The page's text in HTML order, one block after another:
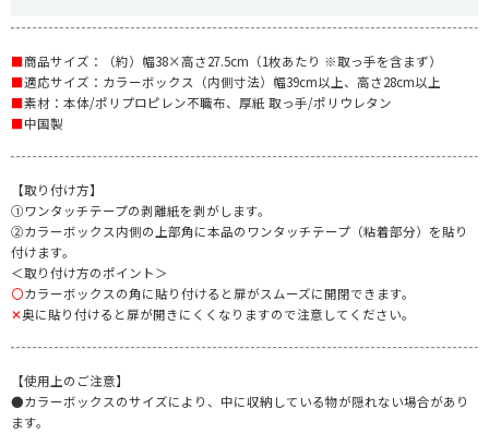
■商品サイズ：（約）幅38×高さ27.5cm（1枚あたり ※取っ手を含まず）
■適応サイズ：カラーボックス（内側寸法）幅39cm以上、高さ28cm以上
■素材：本体/ポリプロピレン不職布、厚紙 取っ手/ポリウレタン
■中国製
【取り付け方】
①ワンタッチテープの剥離紙を剥がします。
②カラーボックス内側の上部角に本品のワンタッチテープ（粘着部分）を貼り
付けます。
＜取り付け方のポイント＞
〇カラーボックスの角に貼り付けると扉がスムーズに開閉できます。
✕奥に貼り付けると扉が開きにくくなりますので注意してください。
【使用上のご注意】
●カラーボックスのサイズにより、中に収納している物が隠れない場合があり
ます。